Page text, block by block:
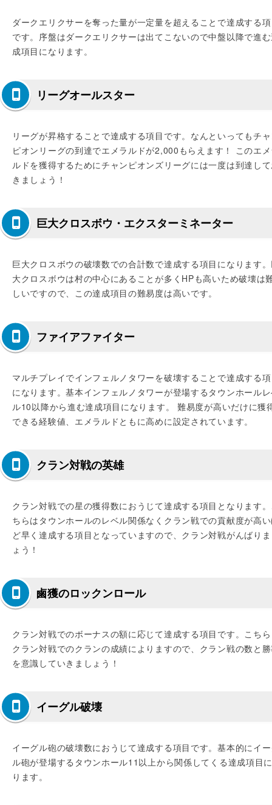
ダークエリクサーを奪った量が一定量を超えることで達成する
です。序盤はダークエリクサーは出てこないので中盤以降で進
成項目になります。
リーグオールスター
リーグが昇格することで達成する項目です。なんといってもチ
ピオンリーグの到達でエメラルドが2,000もらえます！ このエ
ルドを獲得するためにチャンピオンズリーグには一度は到達し
きましょう！
巨大クロスボウ・エクスターミネーター
巨大クロスボウの破壊数での合計数で達成する項目になります
大クロスボウは村の中心にあることが多くHPも高いため破壊は
しいですので、この達成項目の難易度は高いです。
ファイアファイター
マルチプレイでインフェルノタワーを破壊することで達成する
になります。基本インフェルノタワーが登場するタウンホール
ル10以降から進む達成項目になります。 難易度が高いだけに獲
できる経験値、エメラルドともに高めに設定されています。
クラン対戦の英雄
クラン対戦での星の獲得数におうじて達成する項目となります
ちらはタウンホールのレベル関係なくクラン戦での貢献度が高
ど早く達成する項目となっていますので、クラン対戦がんばり
ょう！
鹵獲のロックンロール
クラン対戦でのボーナスの額に応じて達成する項目です。こち
クラン対戦でのクランの成績によりますので、クラン戦の数と
を意識していきましょう！
イーグル破壊
イーグル砲の破壊数におうじて達成する項目です。基本的にイ
ル砲が登場するタウンホール11以上から関係してくる達成項目
ります。